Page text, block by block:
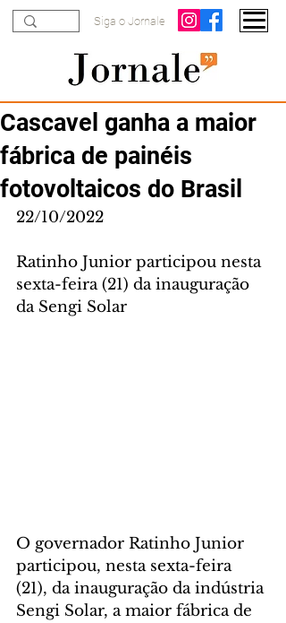
Siga o Jornale
Cascavel ganha a maior
fábrica de painéis
fotovoltaicos do Brasil
22/10/2022
Ratinho Junior participou nesta
sexta-feira (21) da inauguração
da Sengi Solar
O governador Ratinho Junior
participou, nesta sexta-feira
(21), da inauguração da indústria
Sengi Solar, a maior fábrica de